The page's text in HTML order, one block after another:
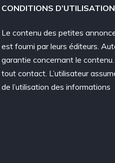
CONDITIONS
Le contenu des petites
est fourni par leurs éditeurs.
garantie concernant le
tout contact. L’utilisateur
de l’utilisation des informations